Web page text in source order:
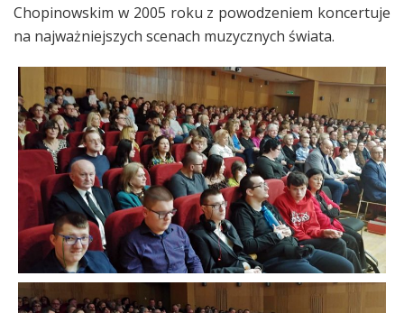
Chopinowskim w 2005 roku z powodzeniem koncertuje
na najważniejszych scenach muzycznych świata.